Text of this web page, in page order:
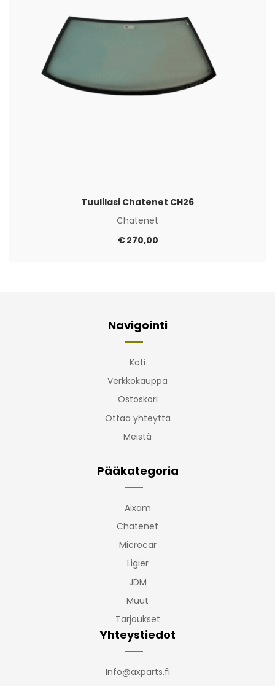
Tuulilasi Chatenet CH26
Chatenet
€270,00
Navigointi
Koti
Verkkokauppa
Ostoskori
Ottaa yhteyttä
Meistä
Pääkategoria
Aixam
Chatenet
Microcar
Ligier
JDM
Muut
Tarjoukset
Yhteystiedot
Info@axparts.fi